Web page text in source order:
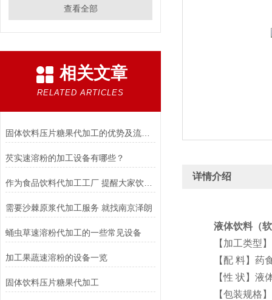
查看全部
相关文章
RELATED ARTICLES
固体饮料压片糖果代加工的优势及流程介绍
芡实速溶粉的加工设备有哪些？
作为食品饮料代加工工厂 提醒大家饮料要适当的喝
需要沙棘原浆代加工服务 就找南京泽朗
蛹虫草速溶粉代加工的一些常见设备
加工果蔬速溶粉的设备一览
固体饮料压片糖果代加工
详情介绍
液体饮料 （
【加工类型】
【配 料】药食
【性 状】液
【包装规格】